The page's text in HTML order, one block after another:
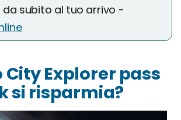
da subito al tuo arrivo -
City Explorer pass
si risparmia?